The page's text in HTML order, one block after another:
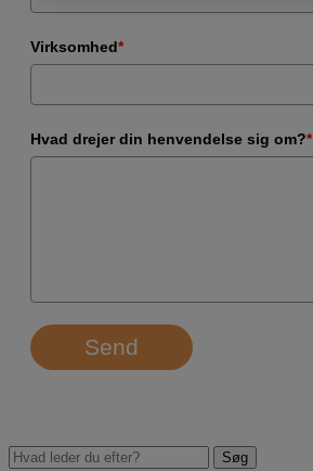
Virksomhed*
Hvad drejer din henvendelse sig om?*
Send